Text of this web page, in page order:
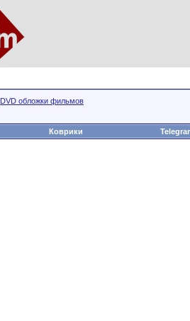
DVD обложки фильмов
Коврики